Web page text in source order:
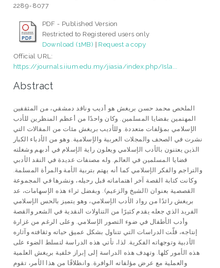
2289-8077
PDF - Published Version
Restricted to Registered users only
Download (1MB) | Request a copy
Official URL:
https://journals.iium.edu.my/jiasia/index.php/Isla...
Abstract
الملخص محمد حسن بريغش هو أديب وناقد دمشقي، من المثقفين
المهتمين بقضايا المسلمين. وكان واحدًا من أعظم المنظرين للأدب
الإسلامي بمؤلفات متعددة. وللأديب بريغش مئات من المقالات التي
نشرت في الصحف والمجلات العربية والإسلامية. وهو من الأدباء الكبار
الذين يعتنون بالأدب الإسلامي ويعلون راية الإسلام في أدبهم وشغلته
قضايا المسلمين في العالم. وله مصنفات عديدة في النقد الأدبي
والتراجم والفكر الإسلامي كما أنه يهتم بتربية الأمة والمرأة المسلمة.
وكانت كتابة القصة آخر اهتماماته قبل رحيله، ونشرها في المجموعة
القصصية بعنوان (الشيخ والزعيم). وبفضل ثراء هذه الإسهامات، عد
بريغش رائدًا من رواد الأدب الإسلامي، وهو يتميز بالحس الإسلامي
الفريد الذي جعله يقدم كثيرًا من التناولات النقدية في الشعر والقصة
وأدب الأطفال في ضوء التصور الإسلامي. وعلى الرغم من غزارة
إنتاجه، قلّت الدراسات التي تتناول بشكل عميق حياته وثقافته وآثاره
الأدبية وتوجهاته الفكرية. لذا، تأتي هذه الدراسة لتسلط الضوء على
هذه الأمور كلها. وتهدف هذه الدراسة إلى إبراز خلفية بريغش العلمية
والعملية مع عرض مؤلفاته الوافرة. وانطلاقًا من هذا الأمر، تقوم